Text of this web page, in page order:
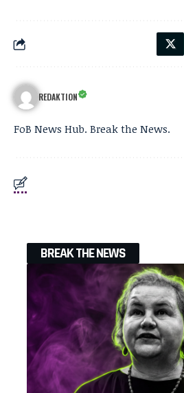
REDAKTION
FoB News Hub. Break the News.
BREAK THE NEWS